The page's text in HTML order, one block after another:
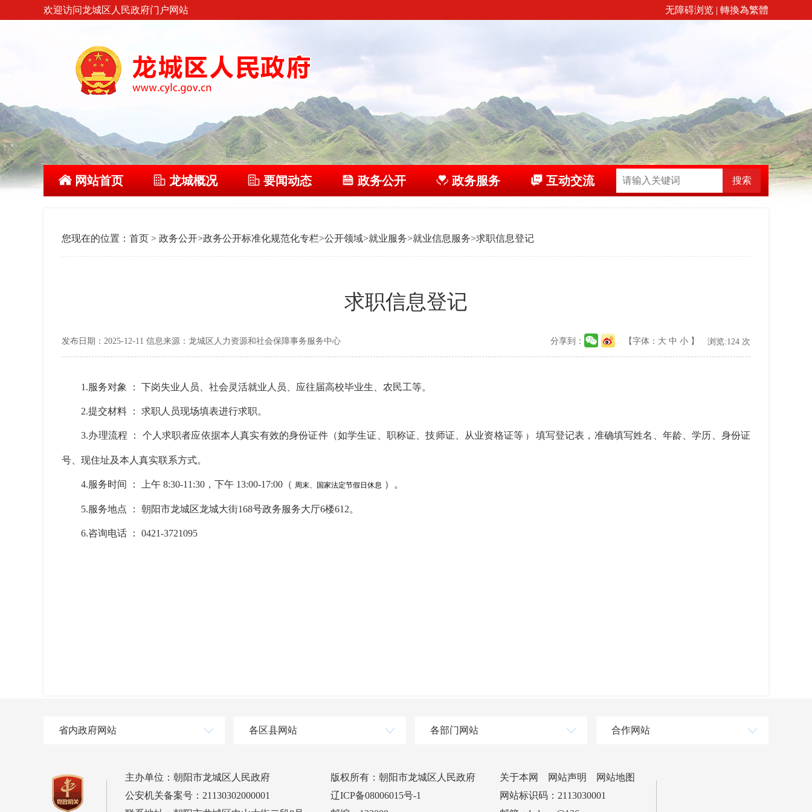
欢迎访问龙城区人民政府门户网站 无障碍浏览 | 轉換為繁體
网站首页 龙城概况 要闻动态 政务公开 政务服务 互动交流 搜索
您现在的位置： 首页 > 政务公开>政务公开标准化规范化专栏>公开领域>就业服务>就业信息服务>求职信息登记
求职信息登记
发布日期：2025-12-11 信息来源：龙城区人力资源和社会保障事务服务中心 【字体： 大 中 小 】 浏览:124 次
分享到：
1.服务对象 ： 下岗失业人员、社会灵活就业人员、应往届高校毕业生、农民工等。
2.提交材料 ： 求职人员现场填表进行求职。
3.办理流程 ： 个人求职者应依据本人真实有效的身份证件（如学生证、职称证、技师证、从业资格证等 ） 填写登记表，准确填写姓名、年龄、学历、身份证
号、现住址及本人真实联系方式。
4.服务时间 ： 上午 8:30-11:30，下午 13:00-17:00（ 周末、国家法定节假日休息 ）。
5.服务地点 ： 朝阳市龙城区龙城大街168号政务服务大厅6楼612。
6.咨询电话 ： 0421-3721095
省内政府网站 各区县网站 各部门网站 合作网站
主办单位：朝阳市龙城区人民政府
公安机关备案号：21130302000001
版权所有：朝阳市龙城区人民政府
辽ICP备08006015号-1
关于本网 网站声明
网站地图
网站标识码：2113030001